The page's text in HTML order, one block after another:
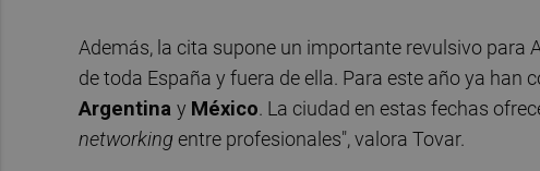
Además, la cita supone un importante revulsivo para
de toda España y fuera de ella. Para este año ya
Argentina y México. La ciudad en estas fechas
networking entre profesionales", valora Tovar.